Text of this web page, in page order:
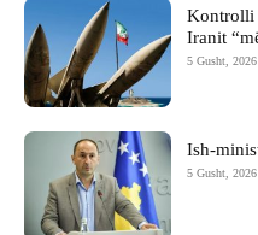
Kontrolli
Iranit
5 Gusht,
Ish-
5 Gusht,